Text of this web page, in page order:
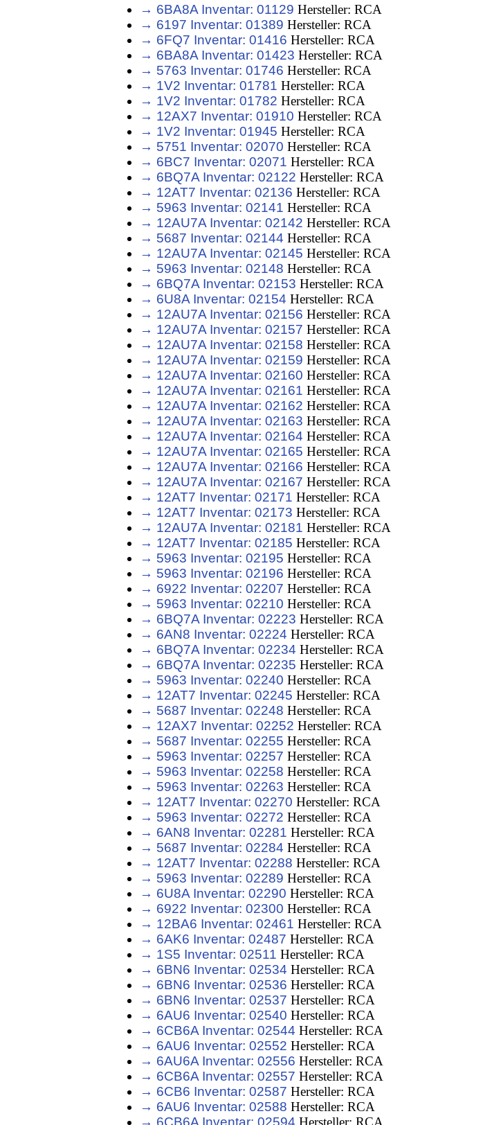
→ 6BA8A Inventar: 01129 Hersteller: RCA
→ 6197 Inventar: 01389 Hersteller: RCA
→ 6FQ7 Inventar: 01416 Hersteller: RCA
→ 6BA8A Inventar: 01423 Hersteller: RCA
→ 5763 Inventar: 01746 Hersteller: RCA
→ 1V2 Inventar: 01781 Hersteller: RCA
→ 1V2 Inventar: 01782 Hersteller: RCA
→ 12AX7 Inventar: 01910 Hersteller: RCA
→ 1V2 Inventar: 01945 Hersteller: RCA
→ 5751 Inventar: 02070 Hersteller: RCA
→ 6BC7 Inventar: 02071 Hersteller: RCA
→ 6BQ7A Inventar: 02122 Hersteller: RCA
→ 12AT7 Inventar: 02136 Hersteller: RCA
→ 5963 Inventar: 02141 Hersteller: RCA
→ 12AU7A Inventar: 02142 Hersteller: RCA
→ 5687 Inventar: 02144 Hersteller: RCA
→ 12AU7A Inventar: 02145 Hersteller: RCA
→ 5963 Inventar: 02148 Hersteller: RCA
→ 6BQ7A Inventar: 02153 Hersteller: RCA
→ 6U8A Inventar: 02154 Hersteller: RCA
→ 12AU7A Inventar: 02156 Hersteller: RCA
→ 12AU7A Inventar: 02157 Hersteller: RCA
→ 12AU7A Inventar: 02158 Hersteller: RCA
→ 12AU7A Inventar: 02159 Hersteller: RCA
→ 12AU7A Inventar: 02160 Hersteller: RCA
→ 12AU7A Inventar: 02161 Hersteller: RCA
→ 12AU7A Inventar: 02162 Hersteller: RCA
→ 12AU7A Inventar: 02163 Hersteller: RCA
→ 12AU7A Inventar: 02164 Hersteller: RCA
→ 12AU7A Inventar: 02165 Hersteller: RCA
→ 12AU7A Inventar: 02166 Hersteller: RCA
→ 12AU7A Inventar: 02167 Hersteller: RCA
→ 12AT7 Inventar: 02171 Hersteller: RCA
→ 12AT7 Inventar: 02173 Hersteller: RCA
→ 12AU7A Inventar: 02181 Hersteller: RCA
→ 12AT7 Inventar: 02185 Hersteller: RCA
→ 5963 Inventar: 02195 Hersteller: RCA
→ 5963 Inventar: 02196 Hersteller: RCA
→ 6922 Inventar: 02207 Hersteller: RCA
→ 5963 Inventar: 02210 Hersteller: RCA
→ 6BQ7A Inventar: 02223 Hersteller: RCA
→ 6AN8 Inventar: 02224 Hersteller: RCA
→ 6BQ7A Inventar: 02234 Hersteller: RCA
→ 6BQ7A Inventar: 02235 Hersteller: RCA
→ 5963 Inventar: 02240 Hersteller: RCA
→ 12AT7 Inventar: 02245 Hersteller: RCA
→ 5687 Inventar: 02248 Hersteller: RCA
→ 12AX7 Inventar: 02252 Hersteller: RCA
→ 5687 Inventar: 02255 Hersteller: RCA
→ 5963 Inventar: 02257 Hersteller: RCA
→ 5963 Inventar: 02258 Hersteller: RCA
→ 5963 Inventar: 02263 Hersteller: RCA
→ 12AT7 Inventar: 02270 Hersteller: RCA
→ 5963 Inventar: 02272 Hersteller: RCA
→ 6AN8 Inventar: 02281 Hersteller: RCA
→ 5687 Inventar: 02284 Hersteller: RCA
→ 12AT7 Inventar: 02288 Hersteller: RCA
→ 5963 Inventar: 02289 Hersteller: RCA
→ 6U8A Inventar: 02290 Hersteller: RCA
→ 6922 Inventar: 02300 Hersteller: RCA
→ 12BA6 Inventar: 02461 Hersteller: RCA
→ 6AK6 Inventar: 02487 Hersteller: RCA
→ 1S5 Inventar: 02511 Hersteller: RCA
→ 6BN6 Inventar: 02534 Hersteller: RCA
→ 6BN6 Inventar: 02536 Hersteller: RCA
→ 6BN6 Inventar: 02537 Hersteller: RCA
→ 6AU6 Inventar: 02540 Hersteller: RCA
→ 6CB6A Inventar: 02544 Hersteller: RCA
→ 6AU6 Inventar: 02552 Hersteller: RCA
→ 6AU6A Inventar: 02556 Hersteller: RCA
→ 6CB6A Inventar: 02557 Hersteller: RCA
→ 6CB6 Inventar: 02587 Hersteller: RCA
→ 6AU6 Inventar: 02588 Hersteller: RCA
→ 6CB6A Inventar: 02594 Hersteller: RCA